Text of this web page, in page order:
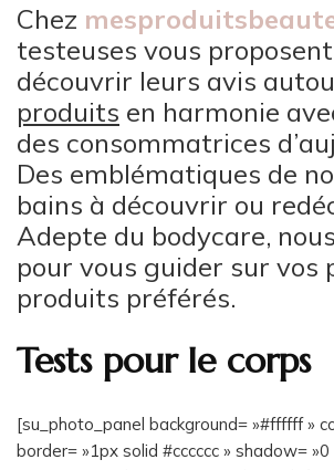
Chez
testeuses vous
découvrir leurs avis
produits en harmonie
des consommatrices
Des emblématiques de
bains à découvrir ou
Adepte du bodycare,
pour vous guider sur vos
produits préférés.
Tests pour le corps
[su_photo_panel background= »#ffffff »
border= »1px solid #cccccc » shadow=